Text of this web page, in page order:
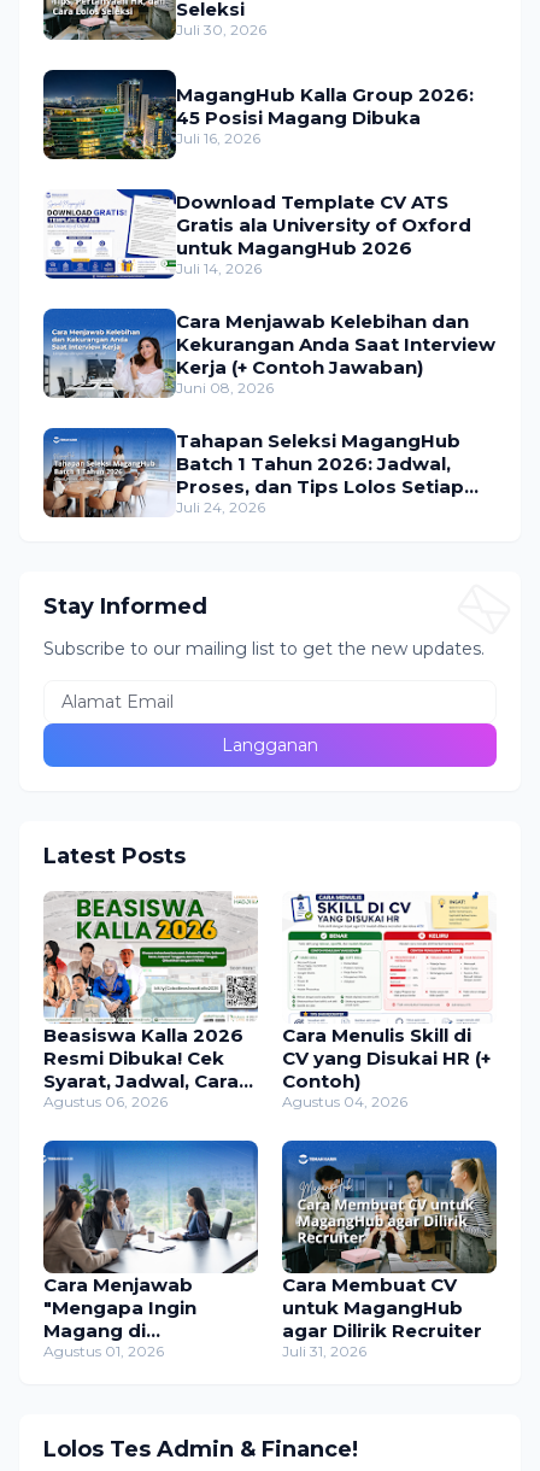
Seleksi
Juli 30, 2026
MagangHub Kalla Group 2026:
45 Posisi Magang Dibuka
Juli 16, 2026
Download Template CV ATS
Gratis ala University of Oxford
untuk MagangHub 2026
Juli 14, 2026
Cara Menjawab Kelebihan dan
Kekurangan Anda Saat Interview
Kerja (+ Contoh Jawaban)
Juni 08, 2026
Tahapan Seleksi MagangHub
Batch 1 Tahun 2026: Jadwal,
Proses, dan Tips Lolos Setiap
Tahap
Juli 24, 2026
Stay Informed
Subscribe to our mailing list to get the new updates.
Latest Posts
Beasiswa Kalla 2026
Resmi Dibuka! Cek
Syarat, Jadwal, Cara
Daftar, dan
Agustus 06, 2026
Cara Menulis Skill di
CV yang Disukai HR (+
Contoh)
Agustus 04, 2026
Cara Menjawab
"Mengapa Ingin
Magang di
Perusahaan Ini?" (+
Agustus 01, 2026
Cara Membuat CV
untuk MagangHub
agar Dilirik Recruiter
Juli 31, 2026
Lolos Tes Admin & Finance!